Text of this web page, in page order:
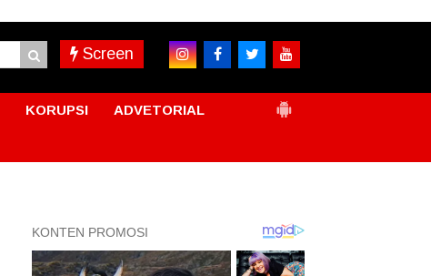
Screen
KORUPSI ADVETORIAL